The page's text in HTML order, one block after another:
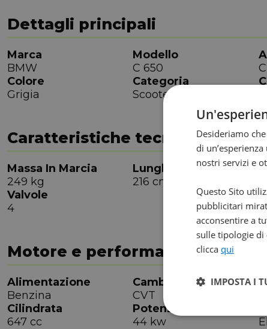
Dettagli principali
Marca
BMW
Modello
C 650
Colore
Grigia
Categoria
Scooterone
Caratteristiche tecniche
Massa In Marcia
249 kg
Lunghezza
216 cm
Valvole
4
Motore e performance
Alimentazione
Benzina
Cambio
CVT
Cilindrata
647 cc
Potenza
44 kw
Desideriamo
di
nostri servizi e
Questo Sito
pubblicitari
acconsentire a
sulle tipologie di
clicca qui
IMPOSTA I